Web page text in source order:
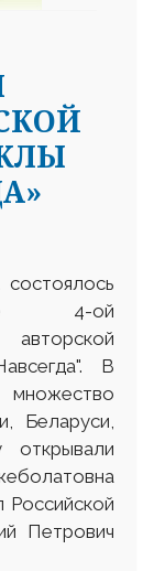
4-ой
В
Беларуси,
Российской
Петрович